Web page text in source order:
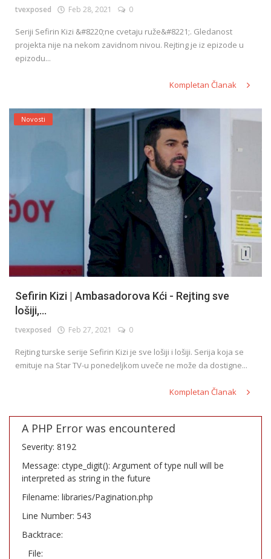
tvexposed Feb 28, 2021 0
Seriji Sefirin Kizi &#8220;ne cvetaju ruže&#8221;. Gledanost
projekta nije na nekom zavidnom nivou. Rejting je iz epizode u
epizodu...
Kompletan Članak
Novosti
Sefirin Kizi | Ambasadorova Kći - Rejting sve
lošiji,...
tvexposed Feb 27, 2021 0
Rejting turske serije Sefirin Kizi je sve lošiji i lošiji. Serija koja se
emituje na Star TV-u ponedeljkom uveče ne može da dostigne...
Kompletan Članak
A PHP Error was encountered
Severity: 8192
Message: ctype_digit(): Argument of type null will be
interpreted as string in the future
Filename: libraries/Pagination.php
Line Number: 543
Backtrace:
File: